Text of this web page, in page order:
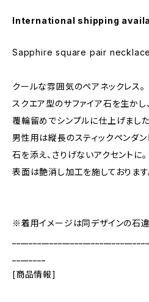
International shipping
Sapphire square pair necklace
クールな雰囲気のペアネックレス。
スクエア型のサファイア石を生かし、
覆輪留めでシンプルに仕上げました
男性用は縦長のスティックペンダン
石を添え、さりげないアクセントに。
表面は艶消し加工を施しております
※着用イメージは同デザインの石違
[商品情報]